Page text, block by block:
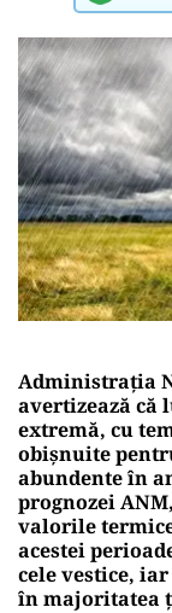
Administrația
avertizează că
extremă, cu
obișnuite
abundente în
prognozei
valorile
acestei
cele vestice,
în majoritatea